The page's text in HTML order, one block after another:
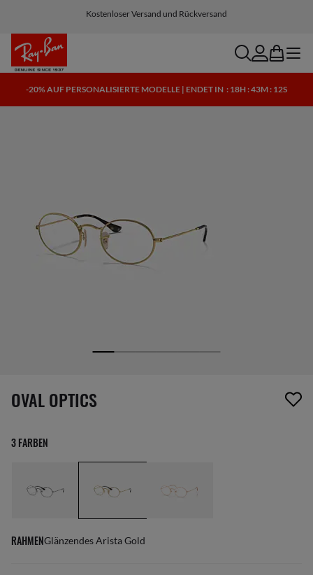
Kostenloser Versand und Rückversand
searchaccount
bag menu
-20% AUF PERSONALISIERTE MODELLE | ENDET IN : 18H : 43M : 12S
1 Artikel wurde von deiner Wunschliste entfernt
OVAL OPTICS
3 FARBEN
RAHMENGlänzendes Arista Gold